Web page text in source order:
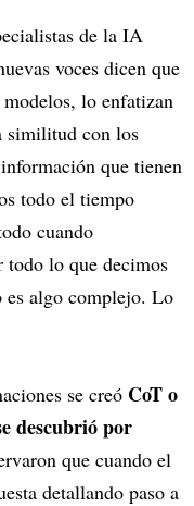
de la IA
voces dicen que
lo enfatizan
similitud con los
que tienen
todo el tiempo
cuando
todo lo que decimos
es algo complejo. Lo
se creó CoT o
descubrió por
que cuando el
detallando paso a